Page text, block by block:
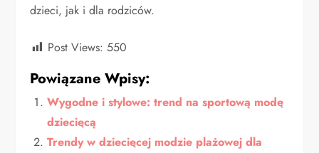
dzieci, jak i dla rodziców.
Post Views: 550
Powiązane Wpisy:
Wygodne i stylowe: trend na sportową modę
dziecięcą
Trendy w dziecięcej modzie plażowej dla